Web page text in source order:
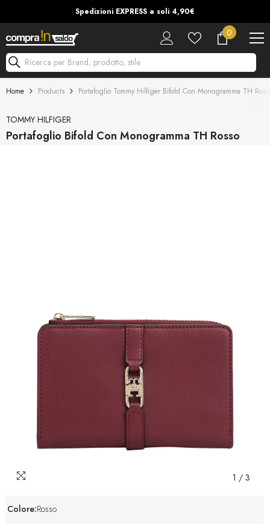
Vai Al ContenutoSpedizioni EXPRESS a soli 4,90€
0
0
articoli
Ricerca per Brand, prodotto, stile
Home Products Portafoglio Tommy Hilfiger Bifold Con Monogramma TH
TOMMY HILFIGER
Portafoglio Bifold Con Monogramma TH Rosso
1 / 3
Colore:Rosso